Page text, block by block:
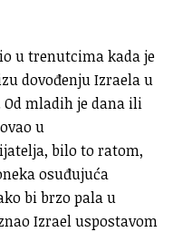
u trenutcima kada je
dovođenju Izraela u
mladih je dana ili
u
bilo to ratom,
osuđujuća
bi brzo pala u
Izrael uspostavom